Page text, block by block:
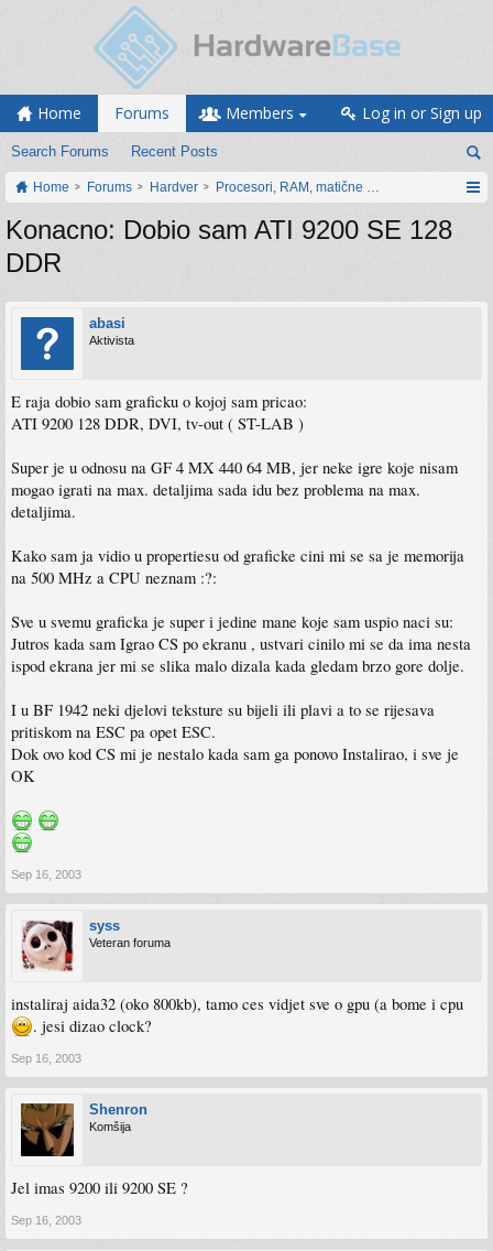
Home Forums
Search Forums Recent Posts
Members Log in or Sign up
Home Forums Hardver Procesori, RAM, matične ploče i grafičke
Konacno: Dobio sam ATI 9200 SE 128
DDR
abasi
Aktivista
E raja dobio sam graficku o kojoj sam pricao:
ATI 9200 128 DDR, DVI, tv-out ( ST-LAB )
Super je u odnosu na GF 4 MX 440 64 MB, jer neke igre koje nisam
mogao igrati na max. detaljima sada idu bez problema na max.
detaljima.
Kako sam ja vidio u propertiesu od graficke cini mi se sa je memorija
na 500 MHz a CPU neznam :?:
Sve u svemu graficka je super i jedine mane koje sam uspio naci su:
Jutros kada sam Igrao CS po ekranu , ustvari cinilo mi se da ima nesta
ispod ekrana jer mi se slika malo dizala kada gledam brzo gore dolje.
I u BF 1942 neki djelovi teksture su bijeli ili plavi a to se rijesava
pritiskom na ESC pa opet ESC.
Dok ovo kod CS mi je nestalo kada sam ga ponovo Instalirao, i sve je
OK
Sep 16, 2003
syss
Veteran foruma
instaliraj aida32 (oko 800kb), tamo ces vidjet sve o gpu (a bome i cpu
. jesi dizao clock?
Sep 16, 2003
Shenron
Komšija
Jel imas 9200 ili 9200 SE ?
Sep 16, 2003